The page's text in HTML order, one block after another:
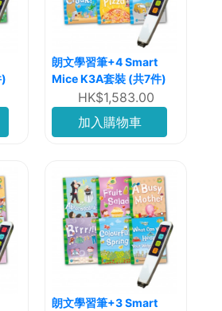
朗文學習筆+4 Smart
Mice K3A套裝 (共7件)
HK$1,583.00
加入購物車
朗文學習筆+3 Smart